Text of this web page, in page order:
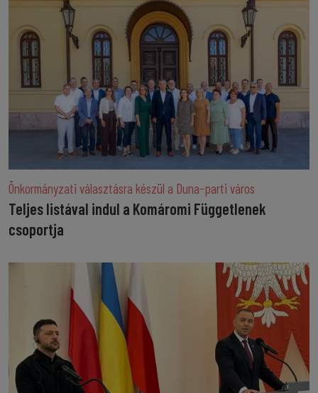
Önkormányzati választásra készül a Duna-parti város
Teljes listával indul a Komáromi Függetlenek
csoportja